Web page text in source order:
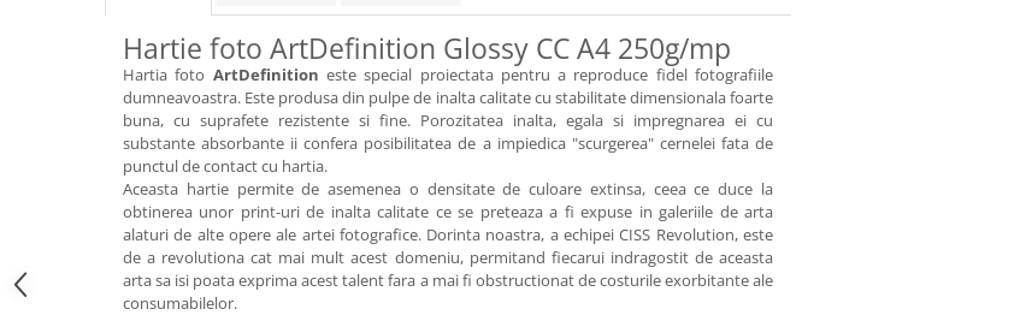
Hartie foto ArtDefinition Glossy CC A4 250g/mp
Hartia foto ArtDefinition este special proiectata pentru a reproduce fidel fotografiile
dumneavoastra. Este produsa din pulpe de inalta calitate cu stabilitate dimensionala foarte
buna, cu suprafete rezistente si fine. Porozitatea inalta, egala si impregnarea ei cu
substante absorbante ii confera posibilitatea de a impiedica "scurgerea" cernelei fata de
punctul de contact cu hartia.
Aceasta hartie permite de asemenea o densitate de culoare extinsa, ceea ce duce la
obtinerea unor print-uri de inalta calitate ce se preteaza a fi expuse in galeriile de arta
alaturi de alte opere ale artei fotografice. Dorinta noastra, a echipei CISS Revolution, este
de a revolutiona cat mai mult acest domeniu, permitand fiecarui indragostit de aceasta
arta sa isi poata exprima acest talent fara a mai fi obstructionat de costurile exorbitante ale
consumabilelor.